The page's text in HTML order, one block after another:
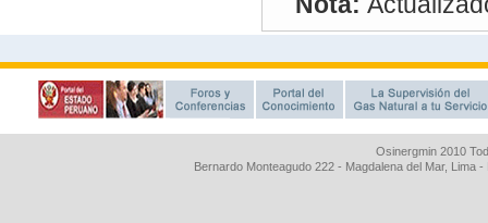
Osinergmin 2010
Bernardo Monteagudo 222 - Magdalena del Mar, Lima